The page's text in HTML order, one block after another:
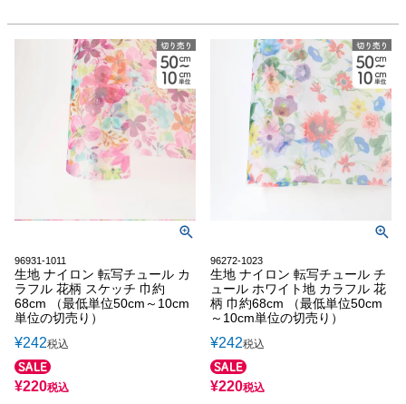
96931-1011
生地 ナイロン 転写チュール カ
ラフル 花柄 スケッチ 巾約
68cm （最低単位50cm～10cm
単位の切売り）
¥242税込
¥220税込
96272-1023
生地 ナイロン 転写チュール チ
ュール ホワイト地 カラフル 花
柄 巾約68cm （最低単位50cm
～10cm単位の切売り）
¥242税込
¥220税込